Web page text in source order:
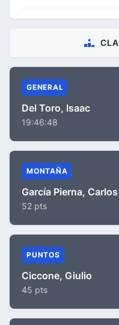
GENERAL
Del Toro, Isaac
19:46:48
MONTAÑA
García Pierna, Carlos
52 pts
PUNTOS
Ciccone, Giulio
45 pts